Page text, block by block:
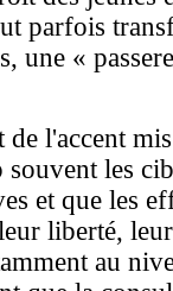
parfois
une «
l'accent
les
et que les
liberté,
au